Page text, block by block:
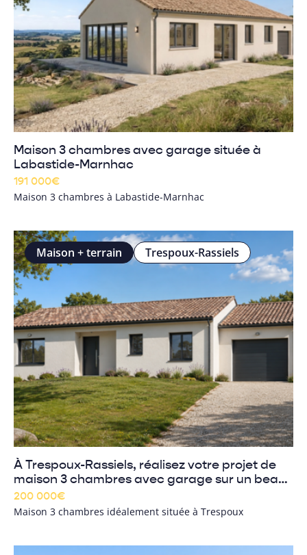
Maison 3 chambres avec garage située à
Labastide-Marnhac
191 000€
Maison 3 chambres à Labastide-Marnhac
Maison + terrain Trespoux-Rassiels
À Trespoux-Rassiels, réalisez votre projet de
maison 3 chambres avec garage sur un beau
terrain boisé de 830 m²
200 000€
Maison 3 chambres idéalement située à Trespoux